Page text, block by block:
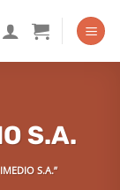
S.A.
S.A.”